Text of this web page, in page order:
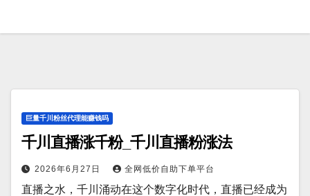
巨量千川粉丝代理能赚钱吗
千川直播涨千粉_千川直播粉涨法
2026年6月27日 全网低价自助下单平台
直播之水，千川涌动在这个数字化时代，直播已经成为